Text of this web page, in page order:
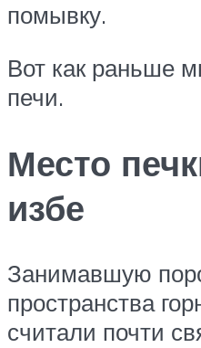
помывку.
Вот как раньше
печи.
Место
избе
Занимавшую
пространства
считали почти